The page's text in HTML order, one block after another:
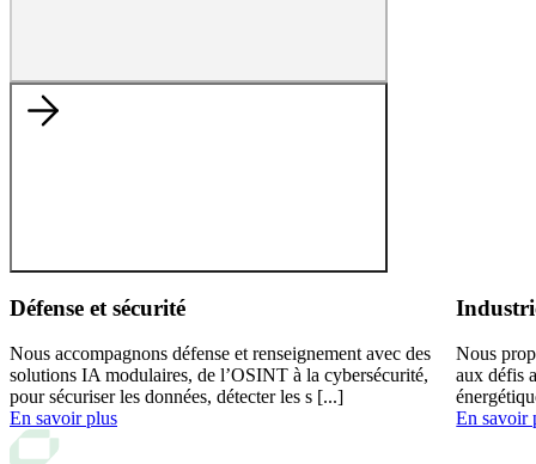
Défense et sécurité
Nous accompagnons défense et renseignement avec des
solutions IA modulaires, de l’OSINT à la cybersécurité,
pour sécuriser les données, détecter les s [...]
En savoir plus
Nous
aux défis
En savoir